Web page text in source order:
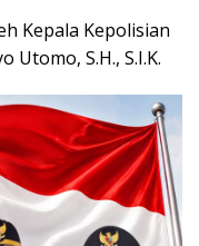
Kepala Kepolisian
Utomo, S.H., S.I.K.